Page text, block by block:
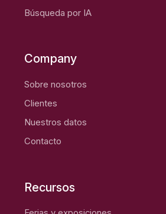
Búsqueda por IA
Company
Sobre nosotros
Clientes
Nuestros datos
Contacto
Recursos